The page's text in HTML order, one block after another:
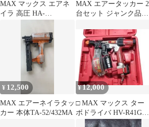
MAX マックス エアネ
イラ 高圧 HA-
MAX エアータッカー 2
台セット ジャンク品扱
¥ 12,500
MAX エアーネイラタッ
カー 本体TA-52/432MA
¥12,000
□ MAX マックス ター
ボドライバ HV-R41G1
釘打 ドライバー